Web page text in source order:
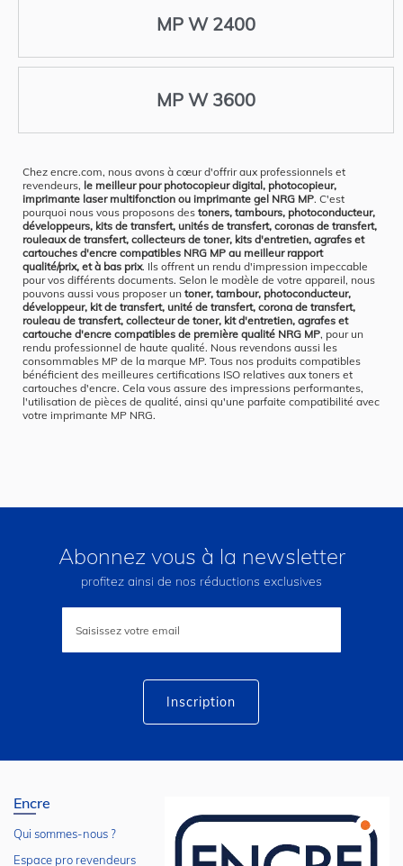
MP W 2400
MP W 3600
Chez encre.com, nous avons à cœur d'offrir aux professionnels et
revendeurs, le meilleur pour photocopieur digital, photocopieur,
imprimante laser multifonction ou imprimante gel NRG MP. C'est
pourquoi nous vous proposons des toners, tambours, photoconducteur,
développeurs, kits de transfert, unités de transfert, coronas de transfert,
rouleaux de transfert, collecteurs de toner, kits d'entretien, agrafes et
cartouches d'encre compatibles NRG MP au meilleur rapport
qualité/prix, et à bas prix. Ils offrent un rendu d'impression impeccable
pour vos différents documents. Selon le modèle de votre appareil, nous
pouvons aussi vous proposer un toner, tambour, photoconducteur,
développeur, kit de transfert, unité de transfert, corona de transfert,
rouleau de transfert, collecteur de toner, kit d'entretien, agrafes et
cartouche d'encre compatibles de première qualité NRG MP, pour un
rendu professionnel de haute qualité. Nous revendons aussi les
consommables MP de la marque MP. Tous nos produits compatibles
bénéficient des meilleures certifications ISO relatives aux toners et
cartouches d'encre. Cela vous assure des impressions performantes,
l'utilisation de pièces de qualité, ainsi qu'une parfaite compatibilité avec
votre imprimante MP NRG.
Abonnez vous à la newsletter
profitez ainsi de nos réductions exclusives
lettre
Inscription
Encre
Qui sommes-nous ?
Espace pro revendeurs